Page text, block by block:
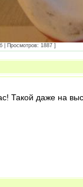
| Просмотров: 1887 ]
Такой даже на